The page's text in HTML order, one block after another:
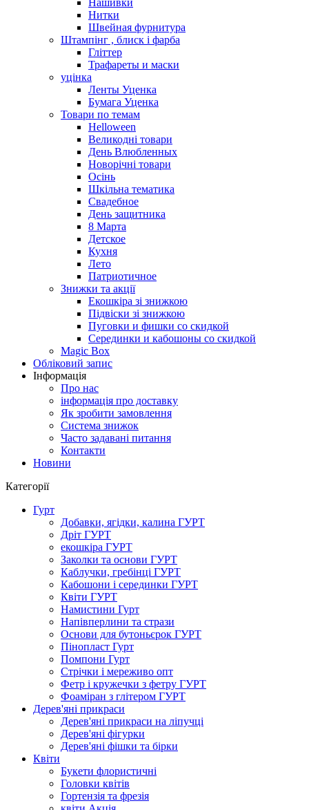
Нашивки
Нитки
Швейная фурнитура
Штампінг , блиск і фарба
Гліттер
Трафареты и маски
уцінка
Ленты Уценка
Бумага Уценка
Товари по темам
Helloween
Великодні товари
День Влюбленных
Новорічні товари
Осінь
Шкільна тематика
Свадебное
День защитника
8 Марта
Детское
Кухня
Лето
Патриотичное
Знижки та акції
Екошкіра зі знижкою
Підвіски зі знижкою
Пуговки и фишки со скидкой
Серединки и кабошоны со скидкой
Magic Box
Обліковий запис
Інформація
Про нас
інформація про доставку
Як зробити замовлення
Система знижок
Часто задавані питання
Контакти
Новини
Категорії
Гурт
Добавки, ягідки, калина ГУРТ
Дріт ГУРТ
екошкіра ГУРТ
Заколки та основи ГУРТ
Каблучки, гребінці ГУРТ
Кабошони і серединки ГУРТ
Квіти ГУРТ
Намистини Гурт
Напівперлини та стрази
Основи для бутоньєрок ГУРТ
Пінопласт Гурт
Помпони Гурт
Стрічки і мереживо опт
Фетр і кружечки з фетру ГУРТ
Фоаміран з глітером ГУРТ
Дерев'яні прикраси
Дерев'яні прикраси на ліпучці
Дерев'яні фігурки
Дерев'яні фішки та бірки
Квіти
Букети флористичні
Головки квітів
Гортензія та фрезія